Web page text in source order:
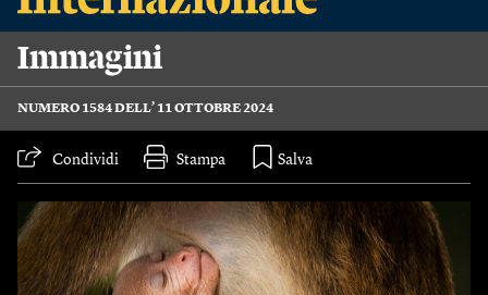
Immagini
NUMERO 1584 DELL’ 11 OTTOBRE 2024
Condividi Stampa